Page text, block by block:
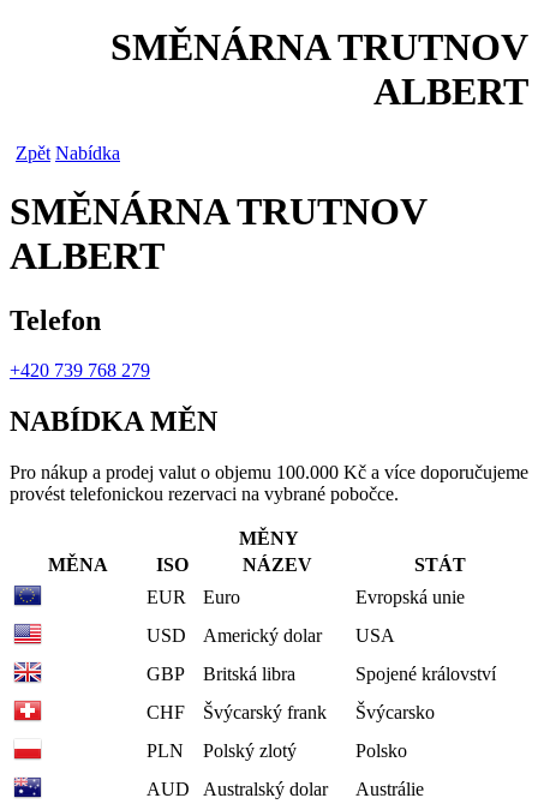
SMĚNÁRNA TRUTNOV
ALBERT
Zpět Nabídka
SMĚNÁRNA TRUTNOV
ALBERT
Telefon
+420 739 768 279
NABÍDKA MĚN
Pro nákup a prodej valut o objemu 100.000 Kč a více doporučujeme
provést telefonickou rezervaci na vybrané pobočce.
MĚNY
MĚNA
ISO NÁZEV
STÁT
EUR
Euro
Evropská unie
USD
Americký dolar
USA
GBP
Britská libra
Spojené království
CHF
Švýcarský frank
Švýcarsko
PLN
Polský zlotý
Polsko
AUD
Australský dolar
Austrálie